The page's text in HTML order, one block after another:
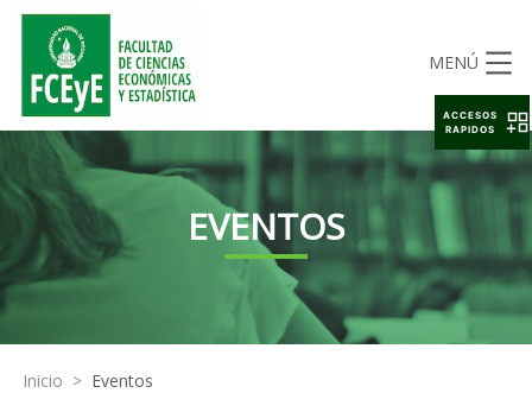
MENÚ
EVENTOS
Inicio > Eventos
ACCESOS
RAPIDOS